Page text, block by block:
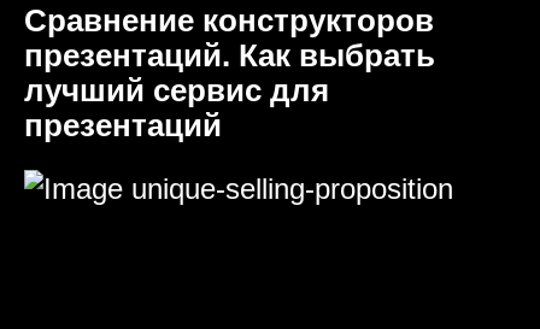
Сравнение конструкторов
презентаций. Как выбрать
лучший сервис для
презентаций